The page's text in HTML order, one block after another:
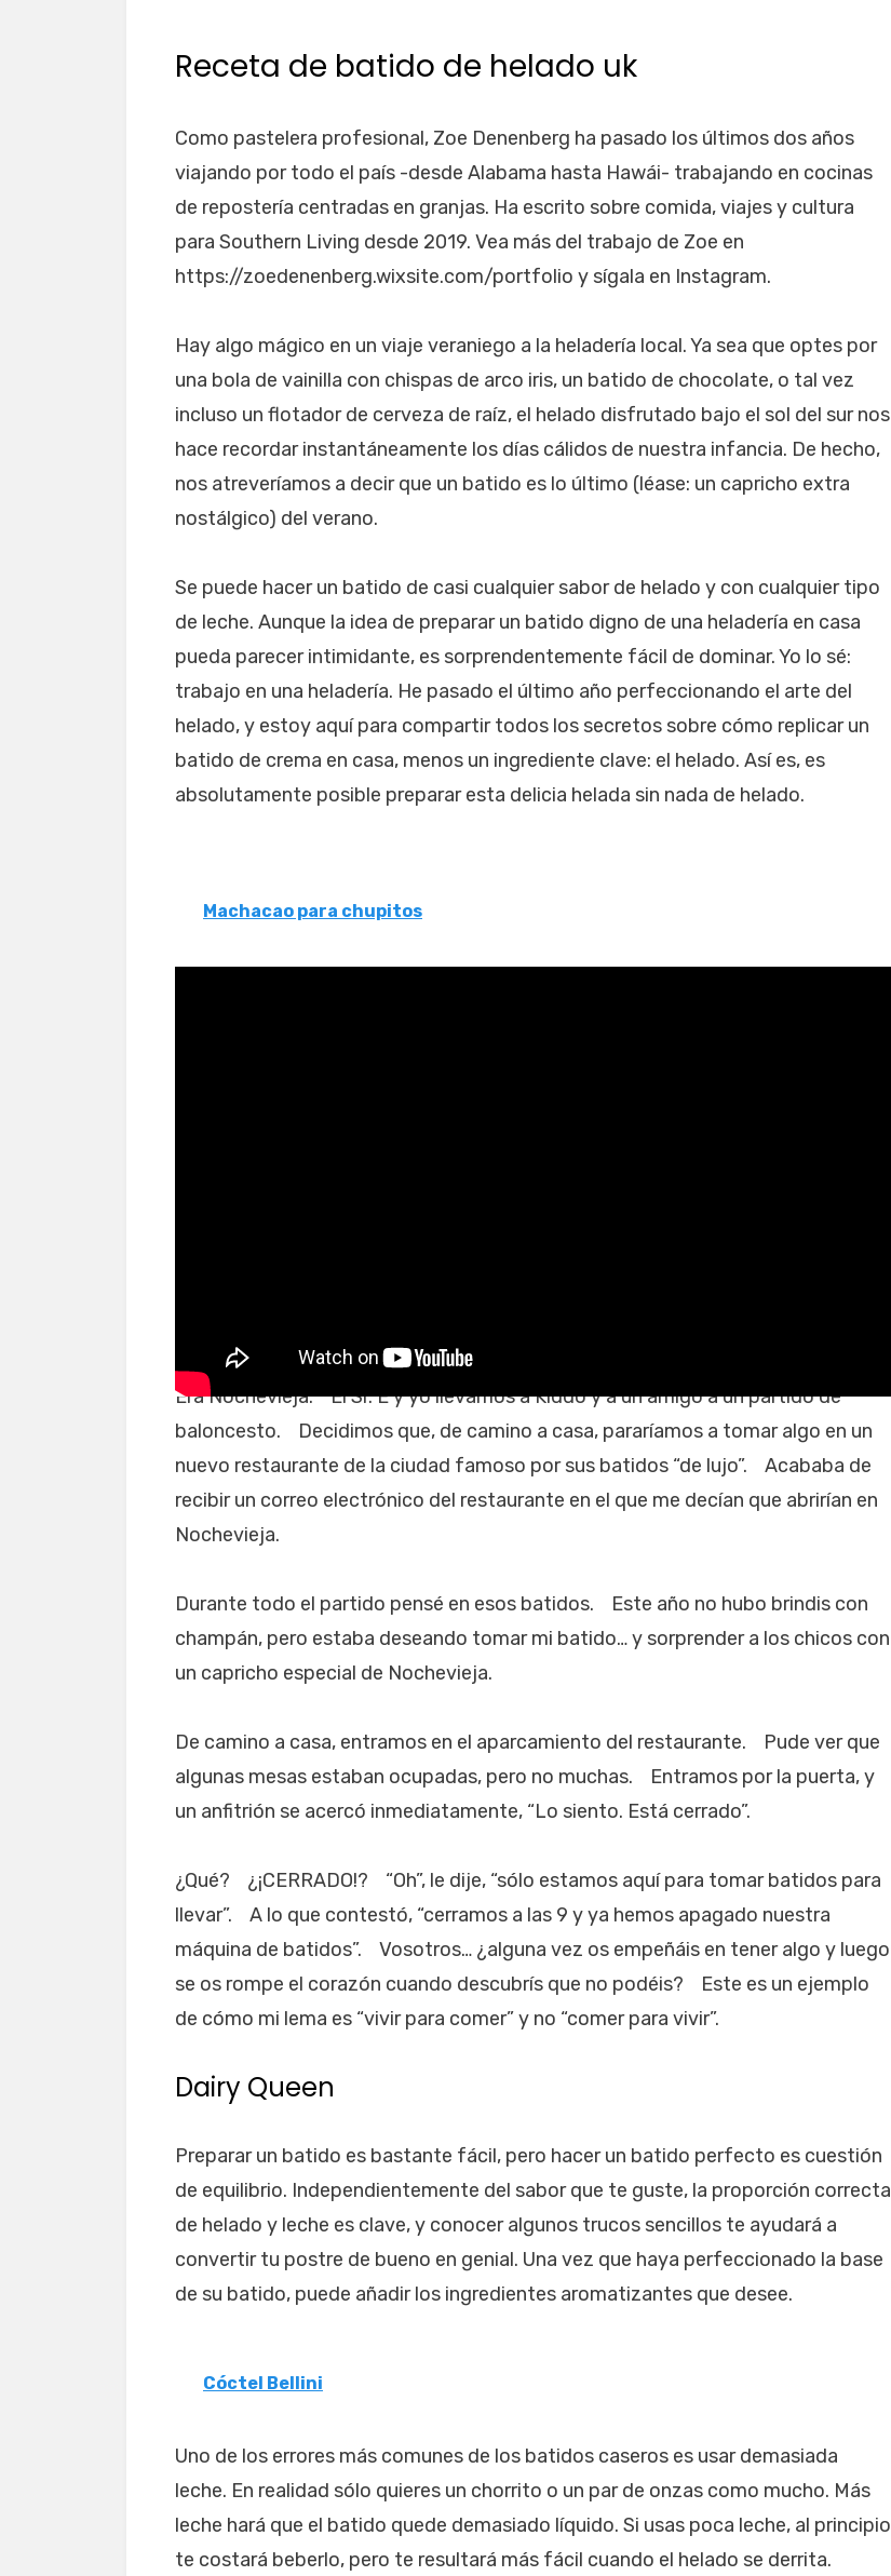
Receta de batido de helado uk
Como pastelera profesional, Zoe Denenberg ha pasado los últimos dos años
viajando por todo el país -desde Alabama hasta Hawái- trabajando en cocinas
de repostería centradas en granjas. Ha escrito sobre comida, viajes y cultura
para Southern Living desde 2019. Vea más del trabajo de Zoe en
https://zoedenenberg.wixsite.com/portfolio y sígala en Instagram.
Hay algo mágico en un viaje veraniego a la heladería local. Ya sea que optes por
una bola de vainilla con chispas de arco iris, un batido de chocolate, o tal vez
incluso un flotador de cerveza de raíz, el helado disfrutado bajo el sol del sur nos
hace recordar instantáneamente los días cálidos de nuestra infancia. De hecho,
nos atreveríamos a decir que un batido es lo último (léase: un capricho extra
nostálgico) del verano.
Se puede hacer un batido de casi cualquier sabor de helado y con cualquier tipo
de leche. Aunque la idea de preparar un batido digno de una heladería en casa
pueda parecer intimidante, es sorprendentemente fácil de dominar. Yo lo sé:
trabajo en una heladería. He pasado el último año perfeccionando el arte del
helado, y estoy aquí para compartir todos los secretos sobre cómo replicar un
batido de crema en casa, menos un ingrediente clave: el helado. Así es, es
absolutamente posible preparar esta delicia helada sin nada de helado.
Machacao para chupitos
Era Nochevieja. El Sr. E y yo llevamos a Kiddo y a un amigo a un partido de
baloncesto. Decidimos que, de camino a casa, pararíamos a tomar algo en un
nuevo restaurante de la ciudad famoso por sus batidos “de lujo”. Acababa de
recibir un correo electrónico del restaurante en el que me decían que abrirían en
Nochevieja.
Durante todo el partido pensé en esos batidos. Este año no hubo brindis con
champán, pero estaba deseando tomar mi batido… y sorprender a los chicos con
un capricho especial de Nochevieja.
De camino a casa, entramos en el aparcamiento del restaurante. Pude ver que
algunas mesas estaban ocupadas, pero no muchas. Entramos por la puerta, y
un anfitrión se acercó inmediatamente, “Lo siento. Está cerrado”.
¿Qué? ¿¡CERRADO!? “Oh”, le dije, “sólo estamos aquí para tomar batidos para
llevar”. A lo que contestó, “cerramos a las 9 y ya hemos apagado nuestra
máquina de batidos”. Vosotros… ¿alguna vez os empeñáis en tener algo y luego
se os rompe el corazón cuando descubrís que no podéis? Este es un ejemplo
de cómo mi lema es “vivir para comer” y no “comer para vivir”.
Dairy Queen
Preparar un batido es bastante fácil, pero hacer un batido perfecto es cuestión
de equilibrio. Independientemente del sabor que te guste, la proporción correcta
de helado y leche es clave, y conocer algunos trucos sencillos te ayudará a
convertir tu postre de bueno en genial. Una vez que haya perfeccionado la base
de su batido, puede añadir los ingredientes aromatizantes que desee.
Cóctel Bellini
Uno de los errores más comunes de los batidos caseros es usar demasiada
leche. En realidad sólo quieres un chorrito o un par de onzas como mucho. Más
leche hará que el batido quede demasiado líquido. Si usas poca leche, al principio
te costará beberlo, pero te resultará más fácil cuando el helado se derrita.